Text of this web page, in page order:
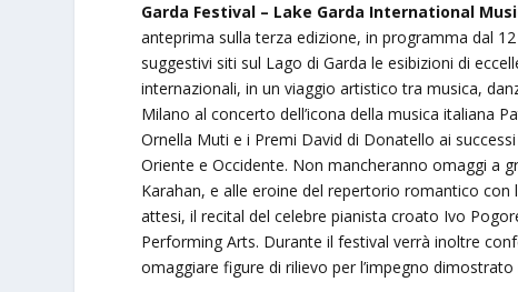
Garda Festival – Lake Garda International
anteprima sulla terza edizione, in programma dal
suggestivi siti sul Lago di Garda le esibizioni di
internazionali, in un viaggio artistico tra musica,
Milano al concerto dell’icona della musica italiana
Ornella Muti e i Premi David di Donatello ai
Oriente e Occidente. Non mancheranno omaggi a
Karahan, e alle eroine del repertorio romantico
attesi, il recital del celebre pianista croato Ivo
Performing Arts. Durante il festival verrà inoltre
omaggiare figure di rilievo per l’impegno